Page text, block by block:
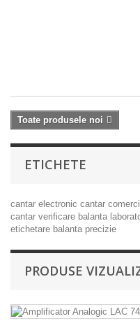
Toate produsele noi
ETICHETE
cantar electronic cantar
cantar verificare balanta
etichetare balanta precizie
PRODUSE